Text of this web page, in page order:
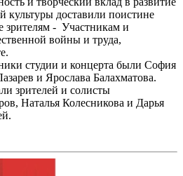
культуры доставили поистине
зрителям - Участникам и
войны и труда,
студии и концерта были София
и Ярослава Балахматова.
зрителей и солисты
Наталья Колесникова и Дарья